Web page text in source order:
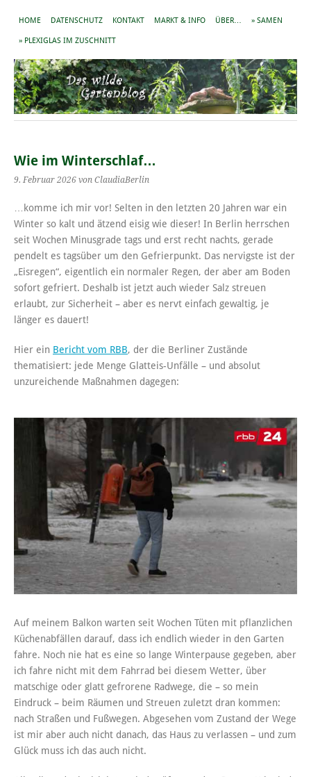
HOME DATENSCHUTZ KONTAKT MARKT & INFO ÜBER… » SAMEN
» PLEXIGLAS IM ZUSCHNITT
Wie im Winterschlaf…
9. Februar 2026 von ClaudiaBerlin
…komme ich mir vor! Selten in den letzten 20 Jahren war ein
Winter so kalt und ätzend eisig wie dieser! In Berlin herrschen
seit Wochen Minusgrade tags und erst recht nachts, gerade
pendelt es tagsüber um den Gefrierpunkt. Das nervigste ist der
„Eisregen“, eigentlich ein normaler Regen, der aber am Boden
sofort gefriert. Deshalb ist jetzt auch wieder Salz streuen
erlaubt, zur Sicherheit – aber es nervt einfach gewaltig, je
länger es dauert!
Hier ein Bericht vom RBB, der die Berliner Zustände
thematisiert: jede Menge Glatteis-Unfälle – und absolut
unzureichende Maßnahmen dagegen:
Auf meinem Balkon warten seit Wochen Tüten mit pflanzlichen
Küchenabfällen darauf, dass ich endlich wieder in den Garten
fahre. Noch nie hat es eine so lange Winterpause gegeben, aber
ich fahre nicht mit dem Fahrrad bei diesem Wetter, über
matschige oder glatt gefrorene Radwege, die – so mein
Eindruck – beim Räumen und Streuen zuletzt dran kommen:
nach Straßen und Fußwegen. Abgesehen vom Zustand der Wege
ist mir aber auch nicht danach, das Haus zu verlassen – und zum
Glück muss ich das auch nicht.